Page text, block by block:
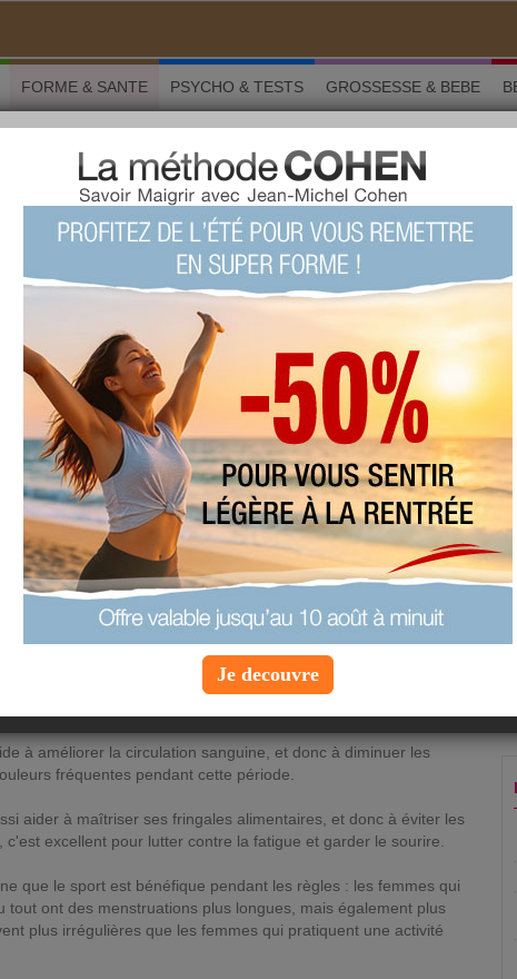
FORME & SANTE PSYCHO & TESTS GROSSESSE & BEBE
des règles, faites du sport
& SANTÉ
douleurs des règles,
sport
Selon le Times of India, faire de l'exercice
pendant les règles permet de réduire les
différents symptômes associés à cette
période, notamment les crampes, les maux de
tête, les ballonnements...
Jeudi 5 juillet 2012 à 14:22 |Info Forme
&amp; Santé
physique présentait de très nombreux bienfaits. Voilà
mettre sans attendre : le sport permettrait en effet de réduire
et des malaises liés aux menstruations.
à améliorer la circulation sanguine, et donc à diminuer les
fréquentes pendant cette période.
aider à maîtriser ses fringales alimentaires, et donc à éviter les
c'est excellent pour lutter contre la fatigue et garder le sourire.
que le sport est bénéfique pendant les règles : les femmes qui
tout ont des menstruations plus longues, mais également plus
plus irrégulières que les femmes qui pratiquent une activité
Je decouvre